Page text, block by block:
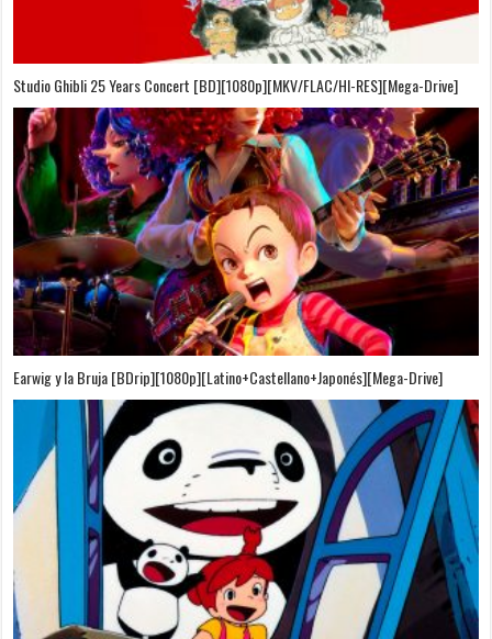
On Your Mark [OVA][BDrip][1080p][Sub-Español][Sub-English][MEGA]
Puedo Escuchar el Mar [Película][BDrip][1080p][Dual Audio]
[Castellano+Japonés][Sub-Español][MEGA]